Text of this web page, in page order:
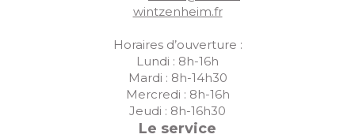
wintzenheim.fr
Horaires d’ouverture :
Lundi : 8h-16h
Mardi : 8h-14h30
Mercredi : 8h-16h
Jeudi : 8h-16h30
Le service